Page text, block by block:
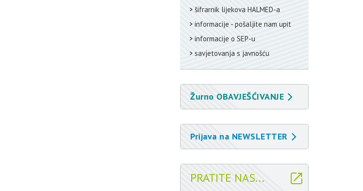
šifrarnik lijekova HALMED-a
informacije - pošaljite nam upit
informacije o SEP-u
savjetovanja s javnošću
Žurno OBAVJEŠĆIVANJE
Prijava na NEWSLETTER
PRATITE NAS...